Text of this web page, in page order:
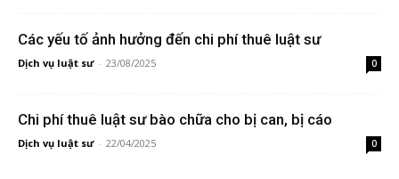
Các yếu tố ảnh hưởng đến chi phí thuê luật sư
Dịch vụ luật sư - 23/08/2025 0
Chi phí thuê luật sư bào chữa cho bị can, bị cáo
Dịch vụ luật sư - 22/04/2025 0